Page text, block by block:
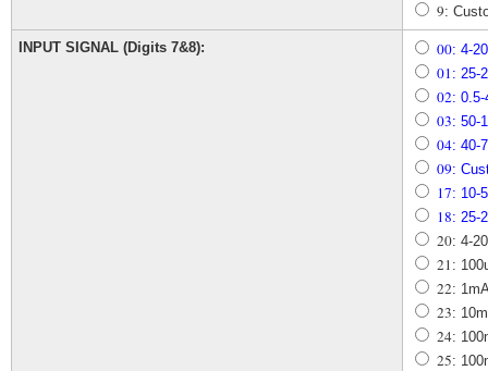
9:
INPUT SIGNAL (Digits 7&8): 00: 4-
01 : 25-
02:
03: 50-
04: 40-
09:
17: 10-
18: 25-
20: 4-
21 :
22:
23:
24:
25: